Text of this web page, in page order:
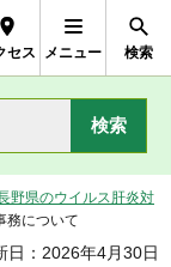
セス メニュー 検索
野県のウイルス肝炎対
務について
日：2026年4月30日